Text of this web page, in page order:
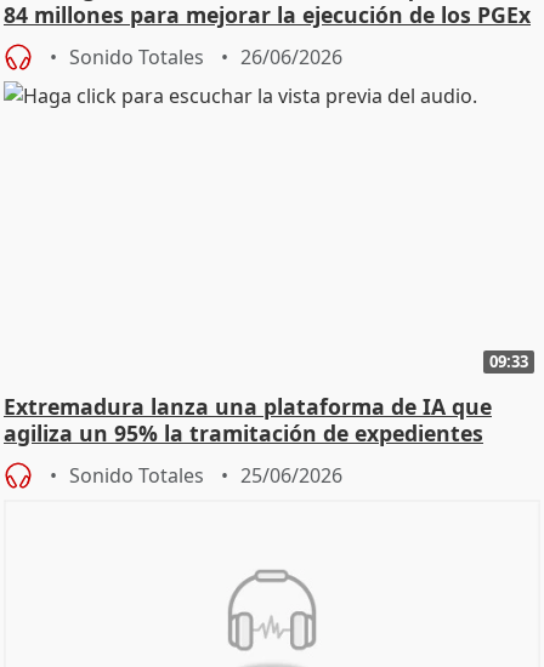
84 millones para mejorar la ejecución de los PGEx
Sonido Totales 26/06/2026
09:33
Extremadura lanza una plataforma de IA que
agiliza un 95% la tramitación de expedientes
Sonido Totales 25/06/2026